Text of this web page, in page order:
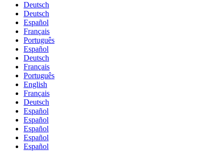
Deutsch
Deutsch
Español
Français
Português
Español
Deutsch
Français
Português
English
Français
Deutsch
Español
Español
Español
Español
Español